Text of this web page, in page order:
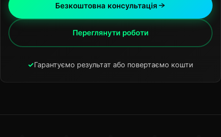
Безкоштовна консультація
Переглянути роботи
✓Гарантуємо результат або повертаємо кошти